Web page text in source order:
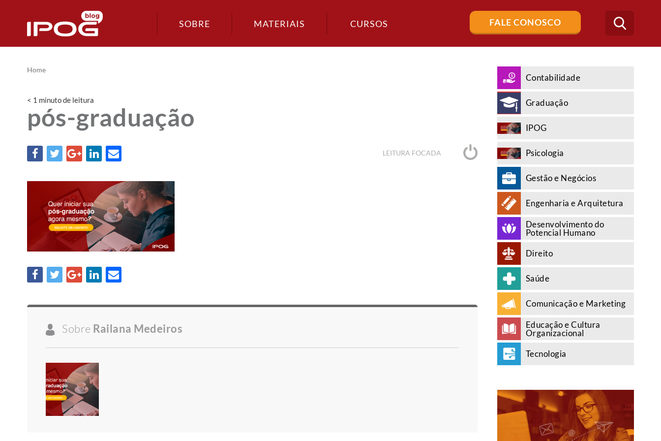
SOBRE MATERIAIS CURSOS FALE CONOSCO
Buscar
no
blog
Home
< 1 minutode leitura
pós-graduação
LEITURA FOCADA
Sobre Railana Medeiros
Contabilidade
Graduação
IPOG
Psicologia
Gestão e Negócios
Engenharia e Arquitetura
Desenvolvimento do
Potencial Humano
Direito
Saúde
Comunicação e Marketing
Educação e Cultura
Organizacional
Tecnologia